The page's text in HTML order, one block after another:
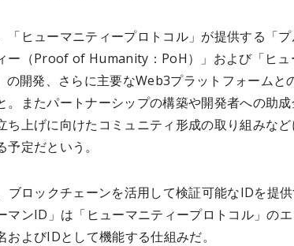
「ヒューマニティープロトコル」が提供する「
ー（Proof of Humanity：PoH）」および「ヒュ
開発、さらに主要なWeb3プラットフォームと
。またパートナーシップの構築や開発者への助
ち上げに向けたコミュニティ形成の取り組みな
定だという。
ブロックチェーンを活用して検証可能なIDを提
マンID」は「ヒューマニティープロトコル」の
よびIDとして機能する仕組みだ。